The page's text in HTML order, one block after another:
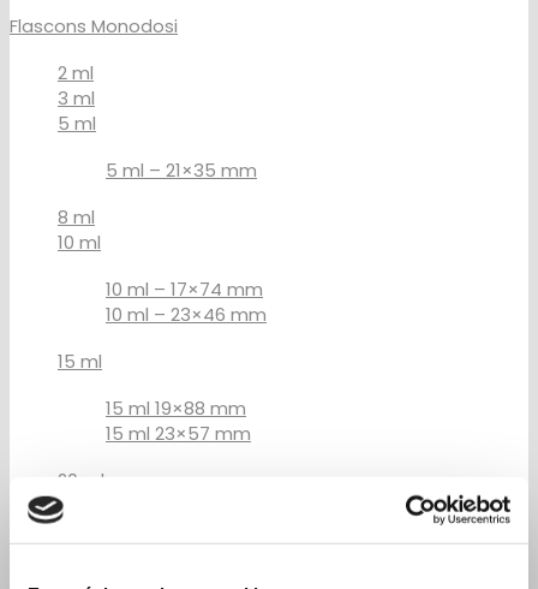
Flascons Monodosi
2 ml
3 ml
5 ml
5 ml – 21×35 mm
8 ml
10 ml
10 ml – 17×74 mm
10 ml – 23×46 mm
15 ml
15 ml 19×88 mm
15 ml 23×57 mm
20 ml
20 ml 26×60 mm